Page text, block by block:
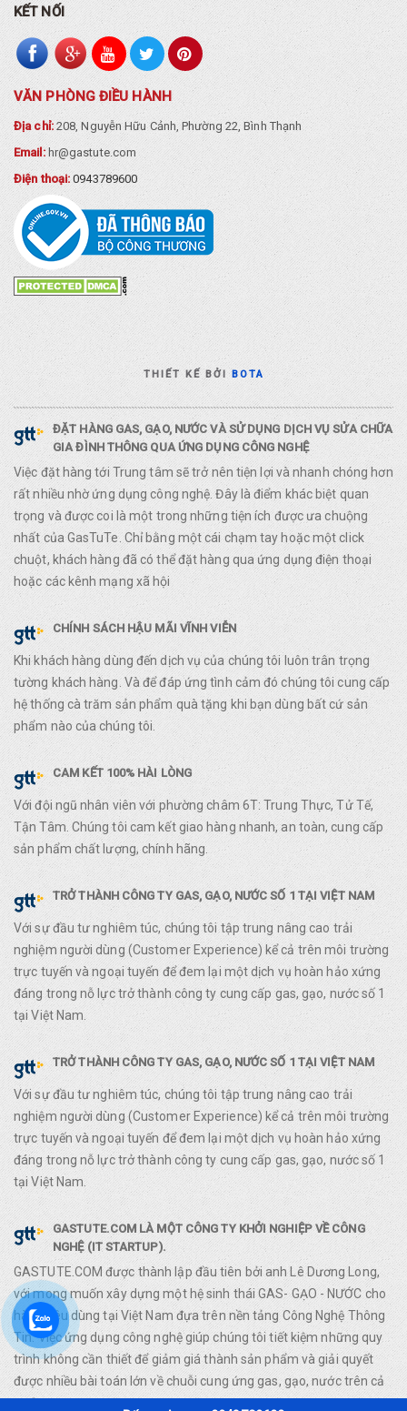
KẾT NỐI
VĂN PHÒNG ĐIỀU HÀNH
Địa chỉ:208, Nguyễn Hữu Cảnh, Phường 22, Bình Thạnh
Email: hr@gastute.com
Điện thoại:0943789600
THIẾT KẾ BỞIBOTA
ĐẶT HÀNG GAS, GẠO, NƯỚC VÀ SỬ DỤNG DỊCH VỤ SỬA CHỮA
GIA ĐÌNH THÔNG QUA ỨNG DỤNG CÔNG NGHỆ
Việc đặt hàng tới Trung tâm sẽ trở nên tiện lợi và nhanh chóng hơn
rất nhiều nhờ ứng dụng công nghệ. Đây là điểm khác biệt quan
trọng và được coi là một trong những tiện ích được ưa chuộng
nhất của GasTuTe. Chỉ bằng một cái chạm tay hoặc một click
chuột, khách hàng đã có thể đặt hàng qua ứng dụng điện thoại
hoặc các kênh mạng xã hội
CHÍNH SÁCH HẬU MÃI VĨNH VIỄN
Khi khách hàng dùng đến dịch vụ của chúng tôi luôn trân trọng
tường khách hàng. Và để đáp ứng tình cảm đó chúng tôi cung cấp
hệ thống cà trăm sản phẩm quà tặng khi bạn dùng bất cứ sản
phẩm nào của chúng tôi.
CAM KẾT 100% HÀI LÒNG
Với đội ngũ nhân viên với phường châm 6T: Trung Thực, Tử Tế,
Tận Tâm. Chúng tôi cam kết giao hàng nhanh, an toàn, cung cấp
sản phẩm chất lượng, chính hãng.
TRỞ THÀNH CÔNG TY GAS, GẠO, NƯỚC SỐ 1 TẠI VIỆT NAM
Với sự đầu tư nghiêm túc, chúng tôi tập trung nâng cao trải
nghiệm người dùng (Customer Experience) kể cả trên môi trường
trực tuyến và ngoại tuyến để đem lại một dịch vụ hoàn hảo xứng
đáng trong nỗ lực trở thành công ty cung cấp gas, gạo, nước số 1
tại Việt Nam.
TRỞ THÀNH CÔNG TY GAS, GẠO, NƯỚC SỐ 1 TẠI VIỆT NAM
Với sự đầu tư nghiêm túc, chúng tôi tập trung nâng cao trải
nghiệm người dùng (Customer Experience) kể cả trên môi trường
trực tuyến và ngoại tuyến để đem lại một dịch vụ hoàn hảo xứng
đáng trong nỗ lực trở thành công ty cung cấp gas, gạo, nước số 1
tại Việt Nam.
GASTUTE.COM LÀ MỘT CÔNG TY KHỞI NGHIỆP VỀ CÔNG
NGHỆ (IT STARTUP).
GASTUTE.COM được thành lập đầu tiên bởi anh Lê Dương Long,
với mong muốn xây dựng một hệ sinh thái GAS- GẠO - NƯỚC cho
hàng tiêu dùng tại Việt Nam đựa trên nền tảng Công Nghệ Thông
Tin. Việc ứng dụng công nghệ giúp chúng tôi tiết kiệm những quy
trình không cần thiết để giảm giá thành sản phẩm và giải quyết
được nhiều bài toán lớn về chuỗi cung ứng gas, gạo, nước trên cả
nước.